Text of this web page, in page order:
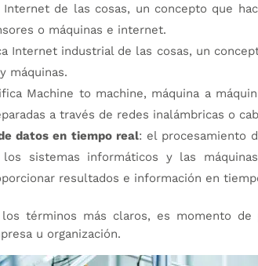
Internet de las cosas, un concepto que
o máquinas e internet.
Internet industrial de las cosas, un
máquinas.
Machine to machine, máquina a
a través de redes inalámbricas o
datos en tiempo real: el procesamiento
los sistemas informáticos y las
resultados e información en
términos más claros, es momento
u organización.